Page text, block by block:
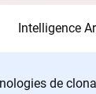
Intelligence
de